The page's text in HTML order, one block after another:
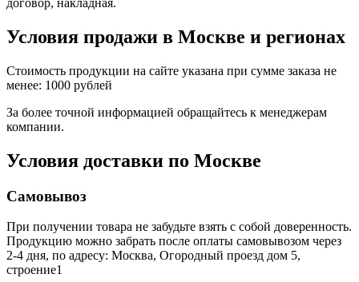
договор, накладная.
Условия продажи в Москве и регионах
Стоимость продукции на сайте указана при сумме заказа не
менее: 1000 рублей
За более точной информацией обращайтесь к менеджерам
компании.
Условия доставки по Москве
Самовывоз
При получении товара не забудьте взять с собой доверенность.
Продукцию можно забрать после оплаты самовывозом через
2-4 дня, по адресу: Москва, Огородный проезд дом 5,
строение1